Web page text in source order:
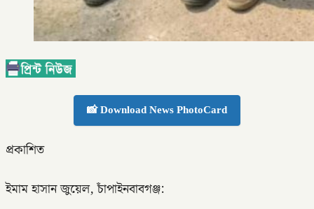
📸 Download News PhotoCard
প্রকাশিত
ইমাম হাসান জুয়েল, চাঁপাইনবাবগঞ্জ: